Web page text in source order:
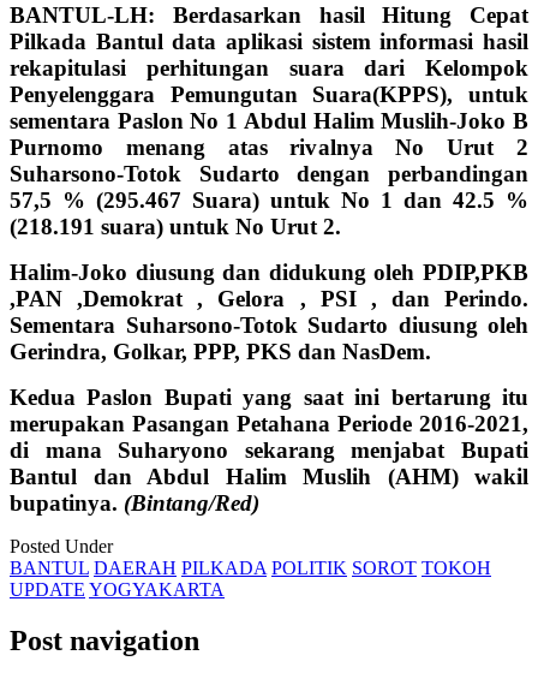
BANTUL-LH: Berdasarkan hasil Hitung Cepat
Pilkada Bantul data aplikasi sistem informasi hasil
rekapitulasi perhitungan suara dari Kelompok
Penyelenggara Pemungutan Suara(KPPS), untuk
sementara Paslon No 1 Abdul Halim Muslih-Joko B
Purnomo menang atas rivalnya No Urut 2
Suharsono-Totok Sudarto dengan perbandingan
57,5 % (295.467 Suara) untuk No 1 dan 42.5 %
(218.191 suara) untuk No Urut 2.
Halim-Joko diusung dan didukung oleh PDIP,PKB
,PAN ,Demokrat , Gelora , PSI , dan Perindo.
Sementara Suharsono-Totok Sudarto diusung oleh
Gerindra, Golkar, PPP, PKS dan NasDem.
Kedua Paslon Bupati yang saat ini bertarung itu
merupakan Pasangan Petahana Periode 2016-2021,
di mana Suharyono sekarang menjabat Bupati
Bantul dan Abdul Halim Muslih (AHM) wakil
bupatinya. (Bintang/Red)
Posted Under
BANTUL DAERAH PILKADA POLITIK SOROT TOKOH
UPDATE YOGYAKARTA
Post navigation